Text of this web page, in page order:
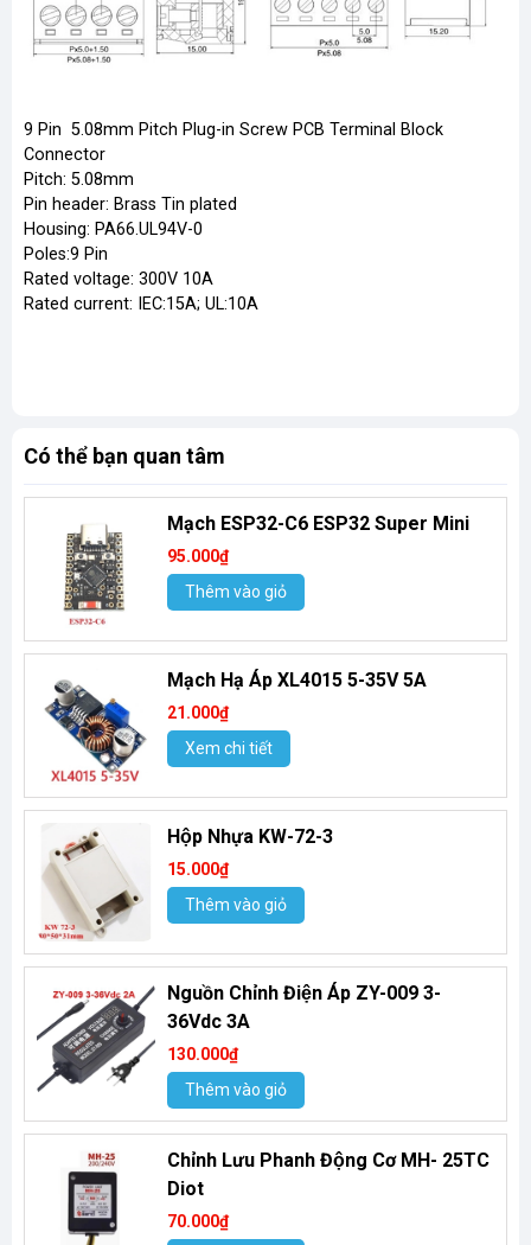
9 Pin 5.08mm Pitch Plug-in Screw PCB Terminal Block
Connector
Pitch: 5.08mm
Pin header: Brass Tin plated
Housing: PA66.UL94V-0
Poles:9 Pin
Rated voltage: 300V 10A
Rated current: IEC:15A; UL:10A
Có thể bạn quan tâm
Mạch ESP32-C6 ESP32 Super Mini
95.000₫
Thêm vào giỏ
Mạch Hạ Áp XL4015 5-35V 5A
21.000₫
Xem chi tiết
Hộp Nhựa KW-72-3
15.000₫
Thêm vào giỏ
Nguồn Chỉnh Điện Áp ZY-009 3-
36Vdc 3A
130.000₫
Thêm vào giỏ
Chỉnh Lưu Phanh Động Cơ MH- 25TC
Diot
70.000₫